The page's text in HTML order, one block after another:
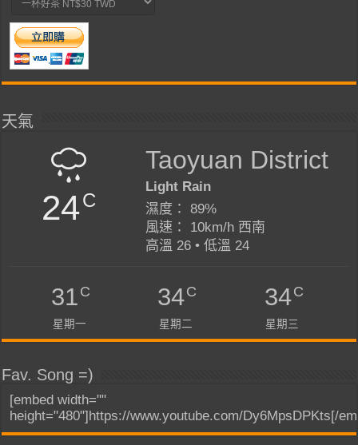
天氣
24C
Taoyuan District
Light Rain
濕度： 89%
風速： 10km/h 西南
高溫 26 • 低溫 24
31C
星期一
34C
星期二
34C
星期三
Fav. Song =)
[embed width=""
height="480"]https://www.youtube.com/Dy6MpsDPKts[/